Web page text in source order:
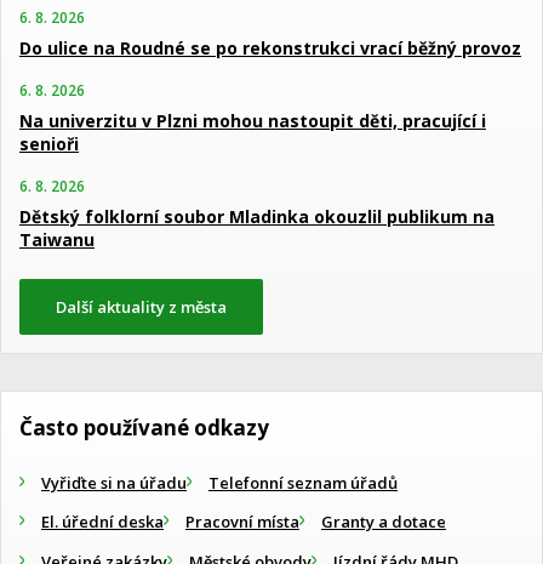
6. 8. 2026
Do ulice na Roudné se po rekonstrukci vrací běžný provoz
6. 8. 2026
Na univerzitu v Plzni mohou nastoupit děti, pracující i
senioři
6. 8. 2026
Dětský folklorní soubor Mladinka okouzlil publikum na
Taiwanu
Další aktuality z města
Často používané odkazy
Vyřiďte si na úřadu
Telefonní seznam úřadů
El. úřední deska
Pracovní místa
Granty a dotace